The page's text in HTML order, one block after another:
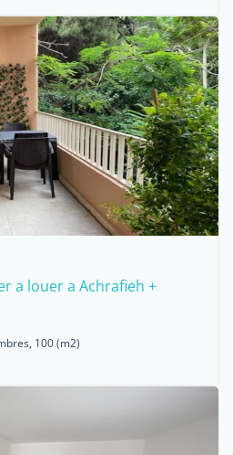
a louer a Achrafieh +
100 (m2)